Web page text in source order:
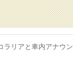
ラリアと車内アナウン